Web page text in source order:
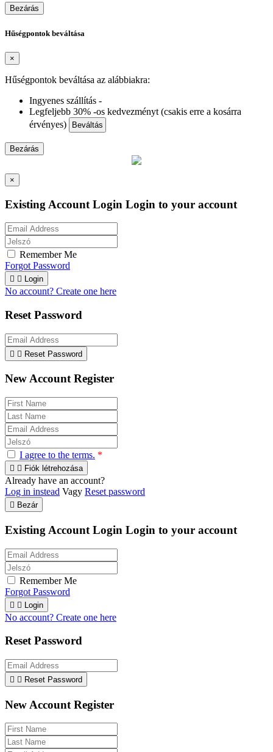
Bezárás
Hűségpontok beváltása
×
Hűségpontok beváltása az alábbiakra:
Ingyenes szállítás -
Legfeljebb 30% -os kedvezményt (csakis erre a kosárra
érvényes)
Beváltás
Bezárás
×
Existing Account Login Login to your account
Remember Me
Forgot Password
  Login
No account? Create one here
Reset Password
  Reset Password
New Account Register
I agree to the terms. *
  Fiók létrehozása
Already have an account?
Log in instead Vagy Reset password
 Bezár
Existing Account Login Login to your account
Remember Me
Forgot Password
  Login
No account? Create one here
Reset Password
  Reset Password
New Account Register